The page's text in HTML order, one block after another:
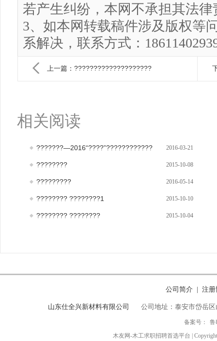
若产生纠纷，本网不承担其法律
3、如本网转载稿件涉及版权等
系解决，联系方式：
上一篇：????????????????????
相关阅读
???????—2016“????”???????????? 2016-03-21
???????? 2015-10-08
????????? 2016-05-14
???????? ????????1 2015-10-10
???????? ???????? 2015-10-04
公司简介 注册
山东仕全兴新材料有限公司 公司地址：泰安市岱岳
备案号：
鲁
木友网-木工求职招聘首选平台 |